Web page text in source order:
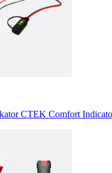
CTEK Comfort